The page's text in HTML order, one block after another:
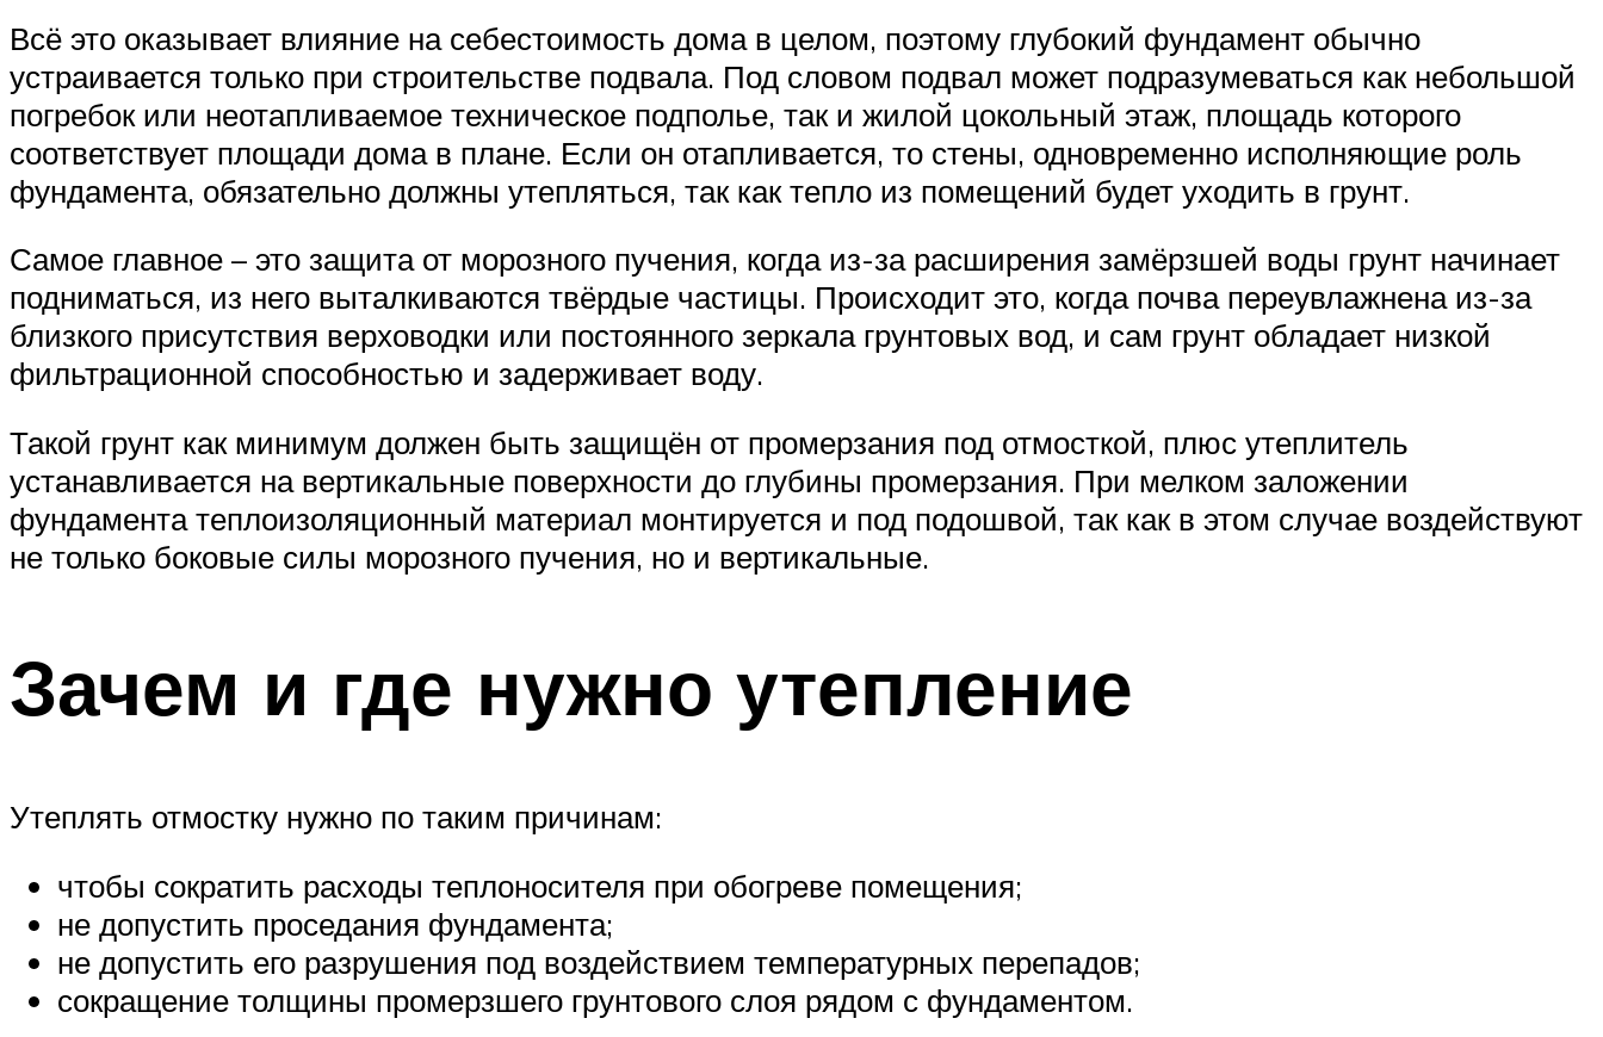
Всё это оказывает влияние на себестоимость дома в целом, поэтому глубокий фундамент обычно
устраивается только при строительстве подвала. Под словом подвал может подразумеваться как небольшой
погребок или неотапливаемое техническое подполье, так и жилой цокольный этаж, площадь которого
соответствует площади дома в плане. Если он отапливается, то стены, одновременно исполняющие роль
фундамента, обязательно должны утепляться, так как тепло из помещений будет уходить в грунт.
Самое главное – это защита от морозного пучения, когда из-за расширения замёрзшей воды грунт начинает
подниматься, из него выталкиваются твёрдые частицы. Происходит это, когда почва переувлажнена из-за
близкого присутствия верховодки или постоянного зеркала грунтовых вод, и сам грунт обладает низкой
фильтрационной способностью и задерживает воду.
Такой грунт как минимум должен быть защищён от промерзания под отмосткой, плюс утеплитель
устанавливается на вертикальные поверхности до глубины промерзания. При мелком заложении
фундамента теплоизоляционный материал монтируется и под подошвой, так как в этом случае воздействуют
не только боковые силы морозного пучения, но и вертикальные.
Зачем и где нужно утепление
Утеплять отмостку нужно по таким причинам:
чтобы сократить расходы теплоносителя при обогреве помещения;
не допустить проседания фундамента;
не допустить его разрушения под воздействием температурных перепадов;
сокращение толщины промерзшего грунтового слоя рядом с фундаментом.